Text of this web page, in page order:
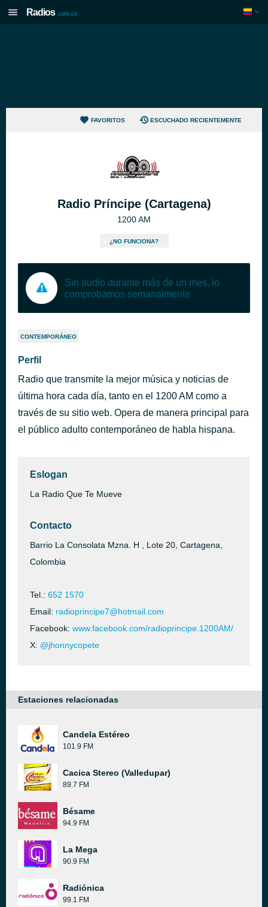
Radios .com.co
FAVORITOS ESCUCHADO RECIENTEMENTE
Radio Príncipe (Cartagena)
1200 AM
¿NO FUNCIONA?
Sin audio durante más de un mes, lo
comprobamos semanalmente
CONTEMPORÁNEO
Perfil
Radio que transmite la mejor música y noticias de
última hora cada día, tanto en el 1200 AM como a
través de su sitio web. Opera de manera principal para
el público adulto contemporáneo de habla hispana.
Eslogan
La Radio Que Te Mueve
Contacto
Barrio La Consolata Mzna. H , Lote 20, Cartagena,
Colombia
Tel.: 652 1570
Email: radioprincipe7@hotmail.com
Facebook: www.facebook.com/radioprincipe.1200AM/
X: @jhonnycopete
Estaciones relacionadas
Candela Estéreo
101.9 FM
Cacica Stereo (Valledupar)
89.7 FM
Bésame
94.9 FM
La Mega
90.9 FM
Radiónica
99.1 FM